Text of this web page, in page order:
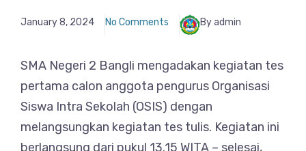
January 8, 2024 No Comments By admin
SMA Negeri 2 Bangli mengadakan kegiatan tes
pertama calon anggota pengurus Organisasi
Siswa Intra Sekolah (OSIS) dengan
melangsungkan kegiatan tes tulis. Kegiatan ini
berlangsung dari pukul 13.15 WITA – selesai,